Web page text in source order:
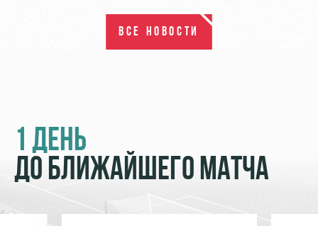
ВСЕ НОВОСТИ
1 ДЕНЬ
ДО БЛИЖАЙШЕГО МАТЧА